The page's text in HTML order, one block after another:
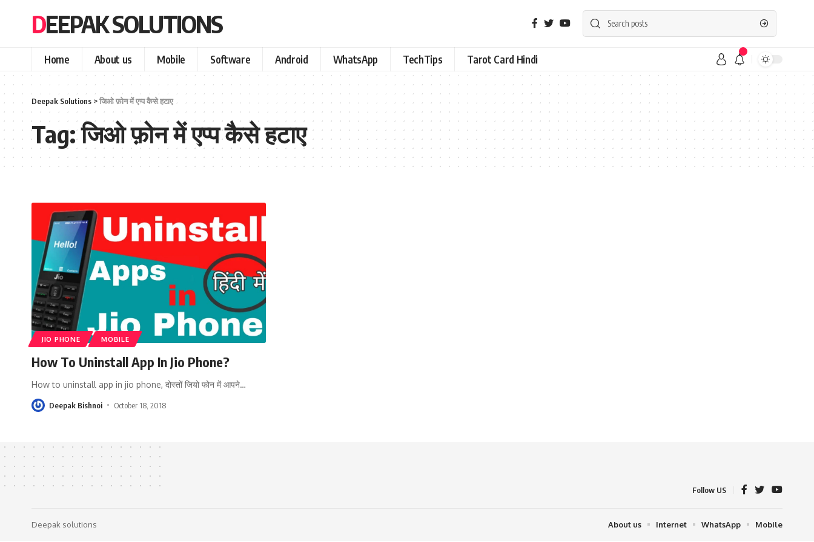
DEEPAK SOLUTIONS
Home About us Mobile Software Android WhatsApp TechTips Tarot Card Hindi
Deepak Solutions >जिओ फ़ोन में एप्प कैसे हटाए
Tag:जिओ फ़ोन में एप्प कैसे हटाए
JIO PHONE MOBILE
How To Uninstall App In Jio Phone?
How to uninstall app in jio phone, दोस्तों जियो फोन में आपने…
Deepak Bishnoi October 18, 2018
Follow US
Deepak solutions About us Internet WhatsApp Mobile